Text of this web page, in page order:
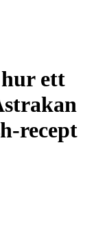
ett
recept